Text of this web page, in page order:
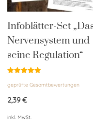
Infoblätter-Set
Nervensystem und
seine Regulation“
mit
von 5
geprüfte Gesamtbewertungen
2,39€
inkl. MwSt.